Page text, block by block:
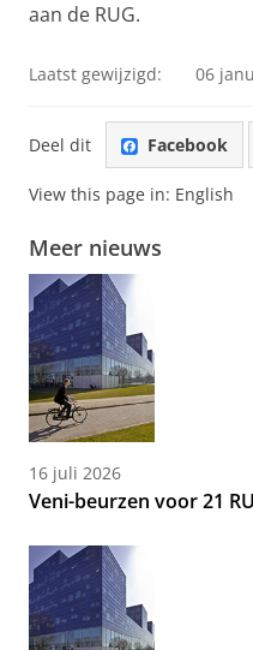
aan de RUG.
Laatst gewijzigd: 06
Deel dit Facebook
View this page in: English
Meer nieuws
16 juli 2026
Veni-beurzen voor 21